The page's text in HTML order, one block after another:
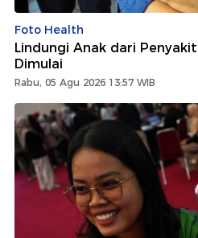
Foto Health
Lindungi Anak dari
Dimulai
Rabu, 05 Agu 2026 13:57 WIB